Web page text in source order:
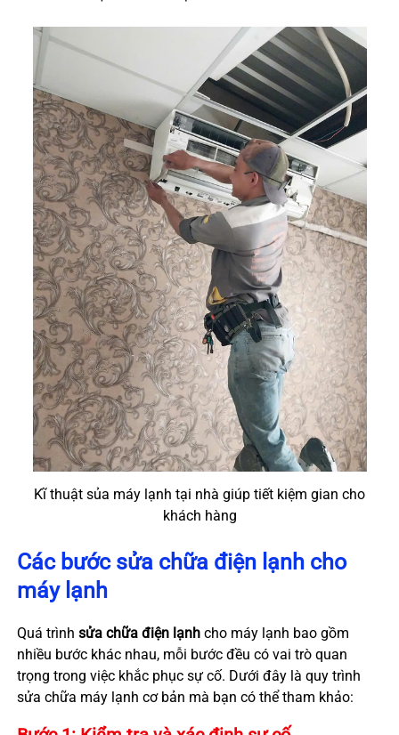
Kĩ thuật sủa máy lạnh tại nhà giúp tiết kiệm gian cho
khách hàng
Các bước sửa chữa điện lạnh cho
máy lạnh
Quá trình sửa chữa điện lạnhcho máy lạnh bao gồm
nhiều bước khác nhau, mỗi bước đều có vai trò quan
trọng trong việc khắc phục sự cố. Dưới đây là quy trình
sửa chữa máy lạnh cơ bản mà bạn có thể tham khảo: